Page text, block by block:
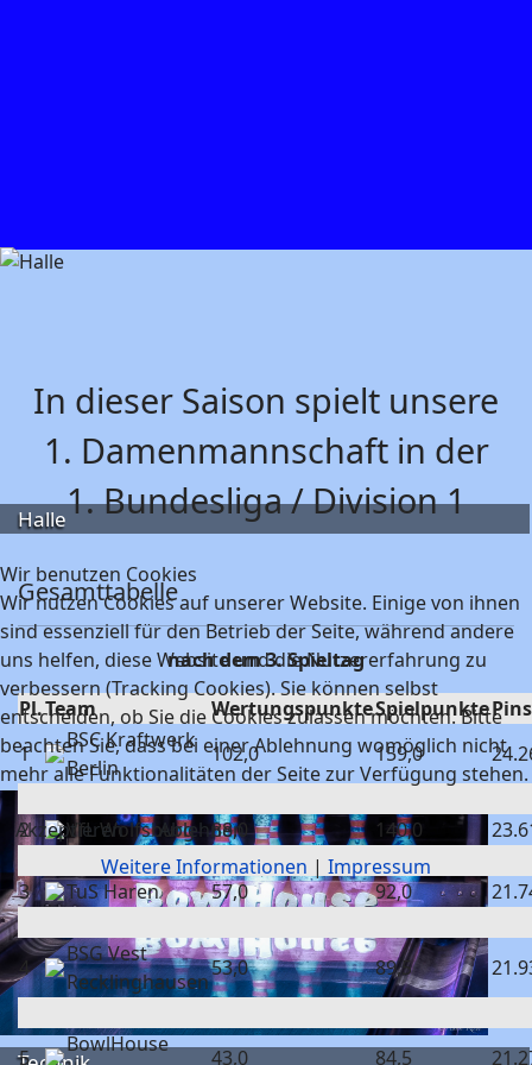
Halle
In dieser Saison spielt unsere
1. Damenmannschaft in der
1. Bundesliga / Division 1
Gesamttabelle
nach dem 3. Spieltag
Pl.Team WertungspunkteSpielpunktePins
1
BSC Kraftwerk
Berlin
102,0 159,0
2 VfL Wolfsburg 88,0 140,0
3 TuS Haren 57,0 92,0
4
BSG Vest
Recklinghausen
53,0 89,5
5
BowlHouse
43,0 84,5
Wir benutzen Cookies
Wir nutzen Cookies auf unserer Website. Einige von ihnen
sind essenziell für den Betrieb der Seite, während andere
uns helfen, diese Website und die Nutzererfahrung zu
verbessern (Tracking Cookies). Sie können selbst
entscheiden, ob Sie die Cookies zulassen möchten. Bitte
beachten Sie, dass bei einer Ablehnung womöglich nicht
mehr alle Funktionalitäten der Seite zur Verfügung stehen.
Akzeptieren
Ablehnen
Weitere Informationen | Impressum